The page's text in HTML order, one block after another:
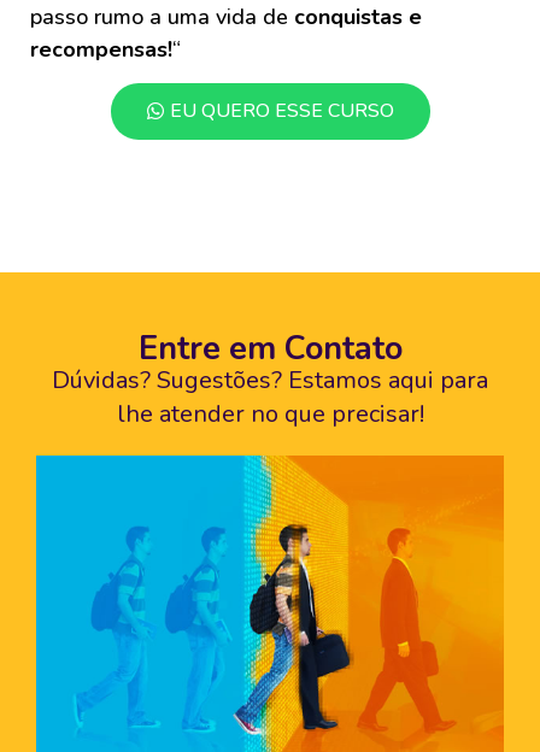
passo rumo a uma vida de conquistas e
recompensas!“
EU QUERO ESSE CURSO
Entre em Contato
Dúvidas? Sugestões? Estamos aqui para
lhe atender no que precisar!